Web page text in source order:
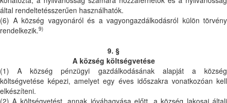
által rendeltetésszerűen használhatók.
(6) A község vagyonáról és a vagyongazdálkodásról külön törvény
rendelkezik.9)
9. §
A község költségvetése
(1) A község pénzügyi gazdálkodásának alapját a község
költségvetése képezi, amelyet egy éves időszakra vonatkozóan kell
elkészíteni.
(2) A költségvetést, annak jóváhagyása előtt, a község lakosai általi